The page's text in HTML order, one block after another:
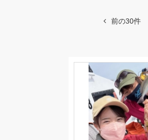
前の30件